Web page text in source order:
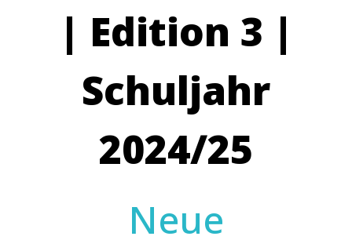
| Edition 3 |
Schuljahr
2024/25
Neue